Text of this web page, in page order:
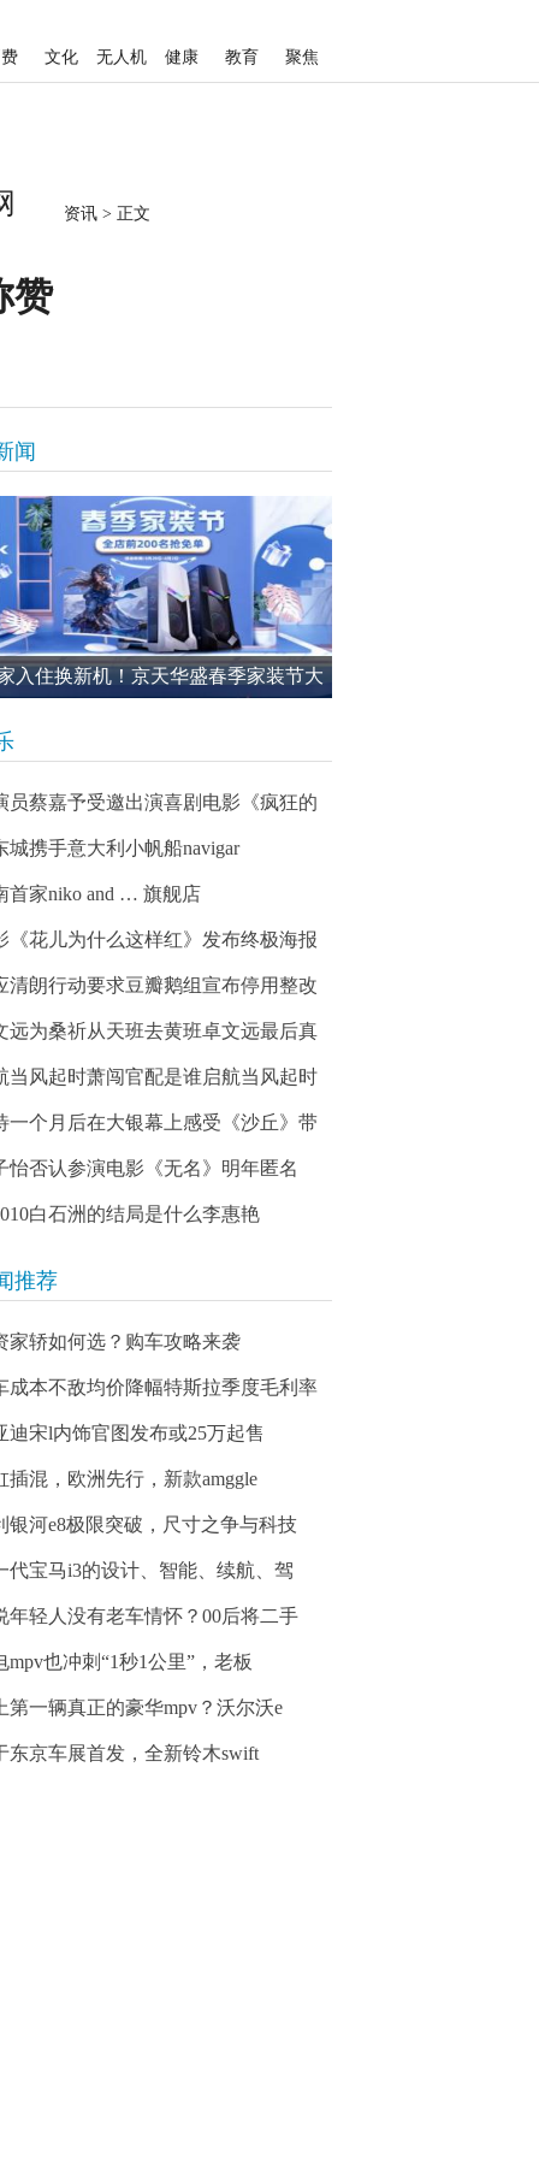
文化 无人机 健康 教育 聚焦
资讯 > 正文
赞
闻
入住换新机！京天华盛春季家装节大
员蔡嘉予受邀出演喜剧电影《疯狂的
城携手意大利小帆船navigar
首家niko and … 旗舰店
《花儿为什么这样红》发布终极海报
清朗行动要求豆瓣鹅组宣布停用整改
远为桑祈从天班去黄班卓文远最后真
当风起时萧闯官配是谁启航当风起时
一个月后在大银幕上感受《沙丘》带
怡否认参演电影《无名》明年匿名
白石洲的结局是什么李惠艳
推荐
家轿如何选？购车攻略来袭
成本不敌均价降幅特斯拉季度毛利率
迪宋l内饰官图发布或25万起售
插混，欧洲先行，新款amggle
银河e8极限突破，尺寸之争与科技
代宝马i3的设计、智能、续航、驾
年轻人没有老车情怀？00后将二手
mpv也冲刺“1秒1公里”，老板
第一辆真正的豪华mpv？沃尔沃e
东京车展首发，全新铃木swift